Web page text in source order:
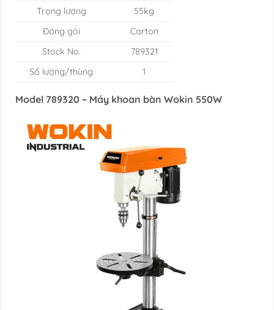
Trọng lượng
55kg
Đóng gói
Carton
Stock No.
789321
Số lượng/thùng
1
Model 789320 – Máy khoan bàn Wokin 550W